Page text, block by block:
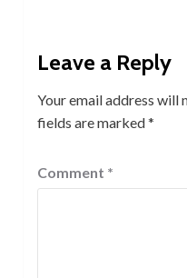
Leave a Reply
Your email address will
fields are marked*
Comment *